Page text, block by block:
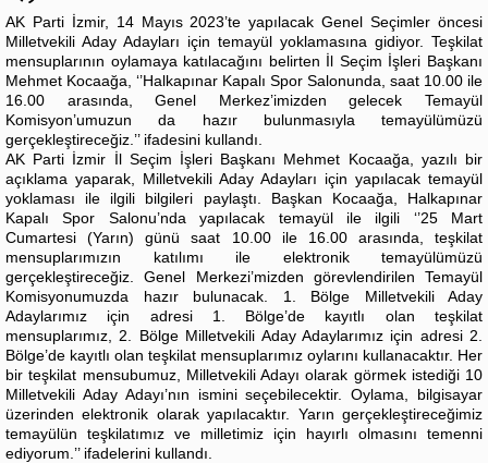
AK Parti İzmir, 14 Mayıs 2023’te yapılacak Genel Seçimler öncesi
Milletvekili Aday Adayları için temayül yoklamasına gidiyor. Teşkilat
mensuplarının oylamaya katılacağını belirten İl Seçim İşleri Başkanı
Mehmet Kocaağa, ‘’Halkapınar Kapalı Spor Salonunda, saat 10.00 ile
16.00 arasında, Genel Merkez’imizden gelecek Temayül
Komisyon’umuzun da hazır bulunmasıyla temayülümüzü
gerçekleştireceğiz.’’ ifadesini kullandı.
AK Parti İzmir İl Seçim İşleri Başkanı Mehmet Kocaağa, yazılı bir
açıklama yaparak, Milletvekili Aday Adayları için yapılacak temayül
yoklaması ile ilgili bilgileri paylaştı. Başkan Kocaağa, Halkapınar
Kapalı Spor Salonu’nda yapılacak temayül ile ilgili ‘’25 Mart
Cumartesi (Yarın) günü saat 10.00 ile 16.00 arasında, teşkilat
mensuplarımızın katılımı ile elektronik temayülümüzü
gerçekleştireceğiz. Genel Merkezi’mizden görevlendirilen Temayül
Komisyonumuzda hazır bulunacak. 1. Bölge Milletvekili Aday
Adaylarımız için adresi 1. Bölge’de kayıtlı olan teşkilat
mensuplarımız, 2. Bölge Milletvekili Aday Adaylarımız için adresi 2.
Bölge’de kayıtlı olan teşkilat mensuplarımız oylarını kullanacaktır. Her
bir teşkilat mensubumuz, Milletvekili Adayı olarak görmek istediği 10
Milletvekili Aday Adayı’nın ismini seçebilecektir. Oylama, bilgisayar
üzerinden elektronik olarak yapılacaktır. Yarın gerçekleştireceğimiz
temayülün teşkilatımız ve milletimiz için hayırlı olmasını temenni
ediyorum.’’ ifadelerini kullandı.